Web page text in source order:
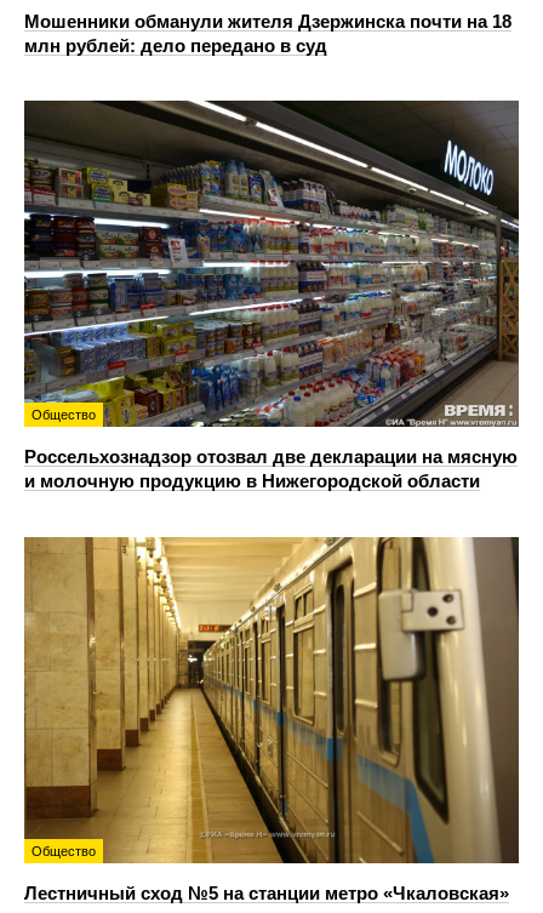
Мошенники обманули жителя Дзержинска почти на 18
млн рублей: дело передано в суд
Общество
Россельхознадзор отозвал две декларации на мясную
и молочную продукцию в Нижегородской области
Общество
Лестничный сход №5 на станции метро «Чкаловская»